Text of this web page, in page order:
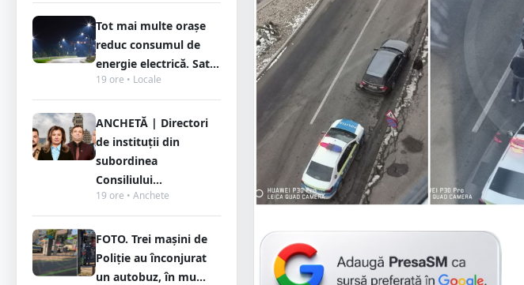
Tot mai multe orașe
reduc consumul de
energie electrică. Sat...
19 ore • Locale
ANCHETĂ | Directori
de instituții din
subordinea
Consiliului...
19 ore • Anchete
FOTO. Trei mașini de
Poliție au înconjurat
un autobuz, în mu...